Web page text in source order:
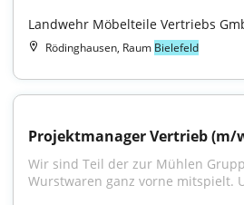
Landwehr Möbelteile Vertriebs
Rödinghausen, Raum Bielefeld
Projektmanager Vertrieb (m/
Wir sind Teil der zur Mühlen
Wurstwaren ganz vorne mitspielt.